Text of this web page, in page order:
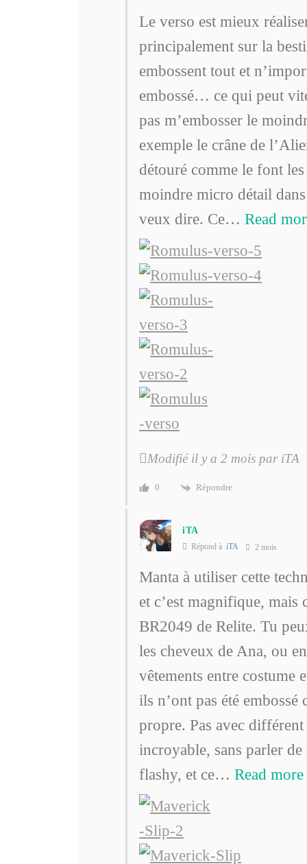
Le verso est mieux
principalement sur la
embossent tout et
embossé… ce qui peut
pas m’embosser le
exemple le crâne de
détouré comme le font
moindre micro détail
veux dire. Ce… Read
Modifié il y a 2 mois par iTA
0 Répondre
iTA
Répond à iTA 2 mois
Manta à utiliser cette
et c’est magnifique, mais
BR2049 de Relite. Tu
les cheveux de Ana, ou
vêtements entre costume
ils n’ont pas été
propre. Pas avec
incroyable, sans parler
flashy, et ce… Read